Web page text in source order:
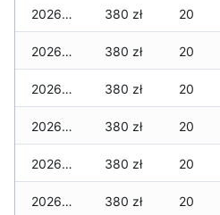
2026-07-15 380 zł 20
2026-07-14 380 zł 20
2026-07-13 380 zł 20
2026-07-12 380 zł 20
2026-07-11 380 zł 20
2026-07-10 380 zł 20